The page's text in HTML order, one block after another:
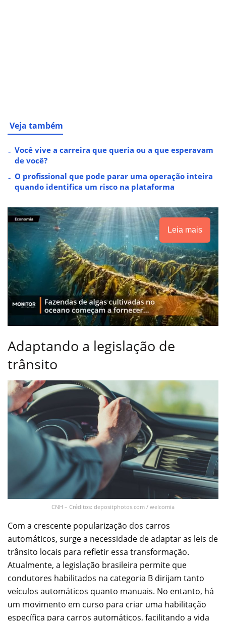
Veja também
Você vive a carreira que queria ou a que esperavam
de você?
O profissional que pode parar uma operação inteira
quando identifica um risco na plataforma
Leia mais
Adaptando a legislação de
trânsito
CNH – Créditos: depositphotos.com / welcomia
Com a crescente popularização dos carros
automáticos, surge a necessidade de adaptar as leis de
trânsito locais para refletir essa transformação.
Atualmente, a legislação brasileira permite que
condutores habilitados na categoria B dirijam tanto
veículos automáticos quanto manuais. No entanto, há
um movimento em curso para criar uma habilitação
específica para carros automáticos, facilitando a vida